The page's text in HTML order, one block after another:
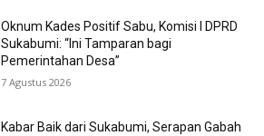
Oknum Kades Positif Sabu, Komisi I DPRD
Sukabumi: “Ini Tamparan bagi
Pemerintahan Desa”
7 Agustus 2026
Kabar Baik dari Sukabumi, Serapan Gabah